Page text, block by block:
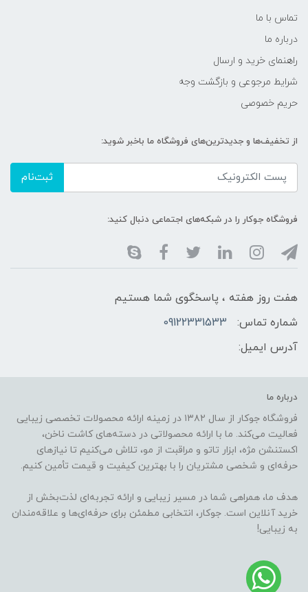
تماس با ما
درباره ما
راهنمای خرید و ارسال
شرایط مرجوعی و بازگشت وجه
حریم خصوصی
از تخفیف‌ها و جدیدترین‌های فروشگاه ما باخبر شوید:
ثبت‌نام
فروشگاه جوکار را در شبکه‌های اجتماعی دنبال کنید:
هفت روز هفته ، پاسخگوی شما هستیم
شماره تماس:
09122331533
آدرس ایمیل:
درباره ما
فروشگاه جوکار از سال ۱۳۸۲ در زمینه ارائه محصولات تخصصی زیبایی
فعالیت می‌کند. ما با ارائه محصولاتی در دسته‌های کاشت ناخن،
اکستنشن مژه، ابزار تاتو و مراقبت از مو، تلاش می‌کنیم تا نیازهای
حرفه‌ای و شخصی مشتریان را با بهترین کیفیت و قیمت تأمین کنیم.
هدف ما، همراهی شما در مسیر زیبایی و ارائه تجربه‌ای لذت‌بخش از
خرید آنلاین است. جوکار، انتخابی مطمئن برای حرفه‌ای‌ها و علاقه‌مندان
به زیبایی!